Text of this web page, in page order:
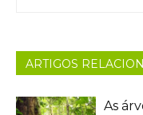
ARTIGOS
As